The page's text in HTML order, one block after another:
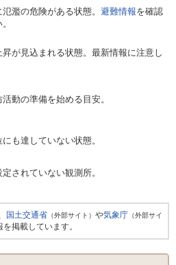
濫の危険がある状態。 避難情報を確認
が見込まれる状態。最新情報に注意し
動の準備を始める目安。
も達していない状態。
されていない観測所。
国土交通省 （外部サイト） や気象庁 （外部サイ
掲載しています。